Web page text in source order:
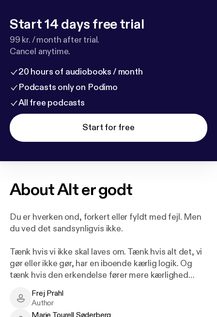
Start 14 days free trial
99 kr. / month after trial.
Cancel anytime.
20 hours of audiobooks / month
Podcasts only on Podimo
All free podcasts
Start for free
AboutAlt er godt
Du er hverken ond, forkert eller fyldt med fejl. Men
du ved det sandsynligvis ikke.
Tænk hvis vi ikke skal laves om. Tænk hvis alt det, vi
gør eller ikke gør, har en iboende kærlig logik. Og
tænk hvis den erkendelse fører mere kærlighed
I denne banebrydende bog tager psykolog Frej
Frej Prahl - Author
Frej Prahl
Author
Marie Tourell Søderberg